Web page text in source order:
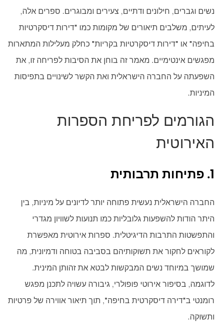
נשים וגברים, חילונים ודתיים, צעירים ומבוגרים. ספרים אלה,
לעיתים, משלבים תיאורים של מקומות כמו "דירות דיסקרטיות
בחיפה" או "דירות דיסקרטיות בקריות" כחלק מעלילות המתארות
מפגשים אינטימיים. מאמר זה בוחן את הסיבות לפריחה זו, את
השפעתה על החברה הישראלית ואת הקשר לשינויים בתפיסות
המיניות.
הגורמים לפריחת הספרות
האירוטית
1. פתיחות תרבותית
החברה הישראלית נעשית פתוחה יותר לדיונים על מיניות, בין
היתר הודות להשפעות גלובליות כמו תנועות לשוויון מגדרי
והתפשטות התרבות הדיגיטלית. ספרות אירוטית מאפשרת
לקוראים לחקור את תשוקותיהם בסביבה בטוחה ודמיונית, מה
שמושך במיוחד נשים המבקשות לבטא את זהותן המינית.
לדוגמה, בסיפור אירוטי פופולרי, גיבורה עשויה לתכנן מפגש
רומנטי ב"דירה דיסקרטית בחיפה", תוך תיאור אווירה של פרטיות
ותשוקה.